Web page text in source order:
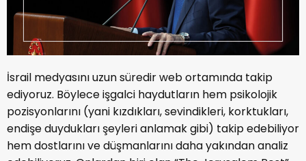
İsrail medyasını uzun süredir web ortamında takip
ediyoruz. Böylece işgalci haydutların hem psikolojik
pozisyonlarını (yani kızdıkları, sevindikleri, korktukları,
endişe duydukları şeyleri anlamak gibi) takip edebiliyor
hem dostlarını ve düşmanlarını daha yakından analiz